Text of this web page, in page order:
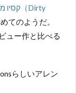
てのようだ。
ュー作と比べる
らしいアレン